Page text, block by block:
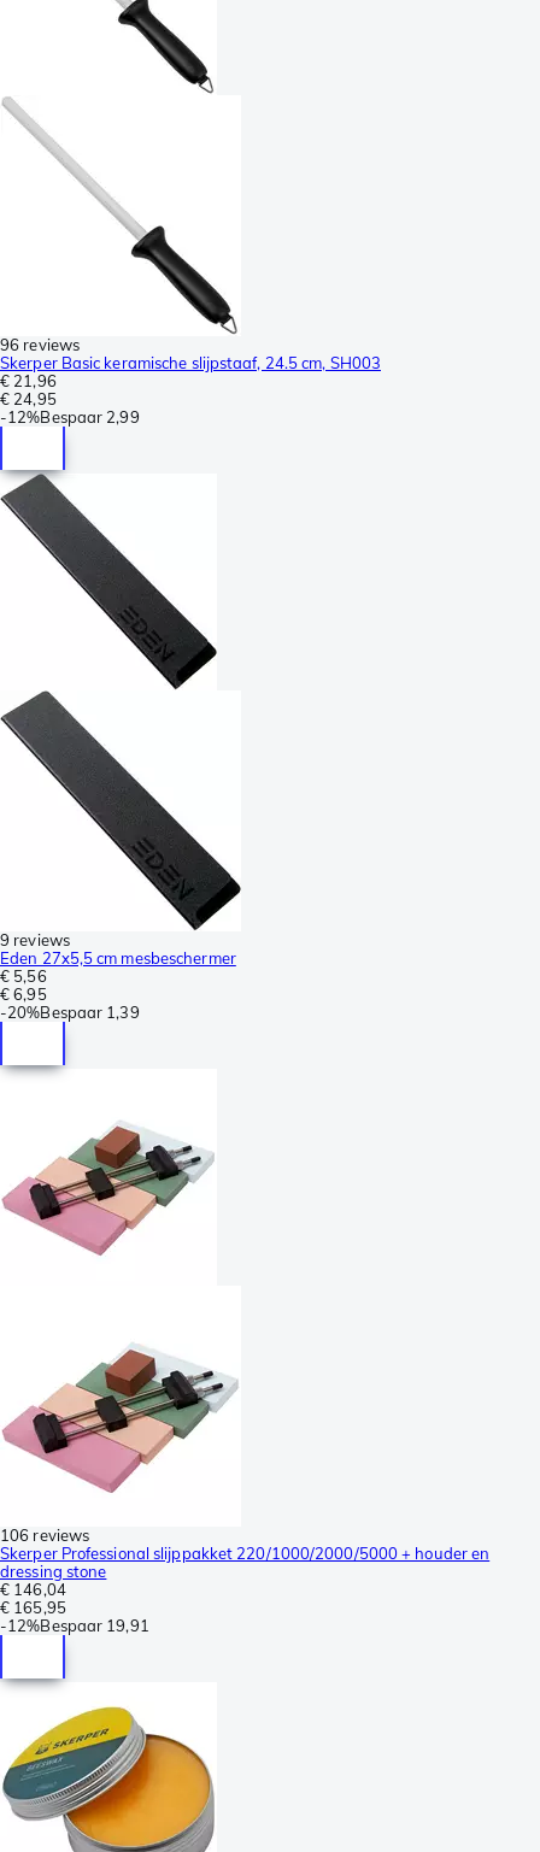
96 reviews
Skerper Basic keramische slijpstaaf, 24.5 cm, SH003
€ 21,96
€ 24,95
-12%Bespaar 2,99
9 reviews
Eden 27x5,5 cm mesbeschermer
€ 5,56
€ 6,95
-20%Bespaar 1,39
106 reviews
Skerper Professional slijppakket 220/1000/2000/5000 + houder en
dressing stone
€ 146,04
€ 165,95
-12%Bespaar 19,91